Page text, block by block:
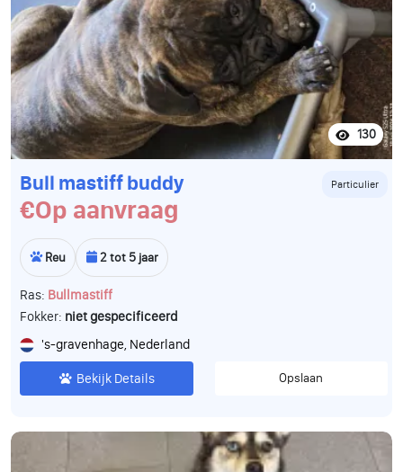
130
Bull mastiff buddy Particulier
€Op aanvraag
Reu 2 tot 5 jaar
Ras: Bullmastiff
Fokker: niet gespecificeerd
's-gravenhage, Nederland
Bekijk Details Opslaan